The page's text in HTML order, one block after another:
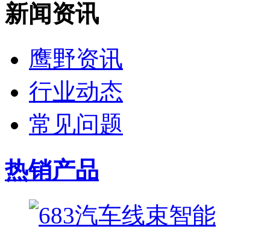
新闻资讯
鹰野资讯
行业动态
常见问题
热销产品